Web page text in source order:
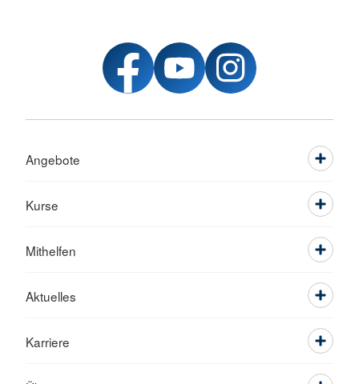
Angebote
Kurse
Mithelfen
Aktuelles
Karriere